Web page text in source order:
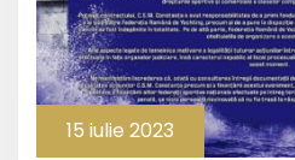
15 iulie 2023